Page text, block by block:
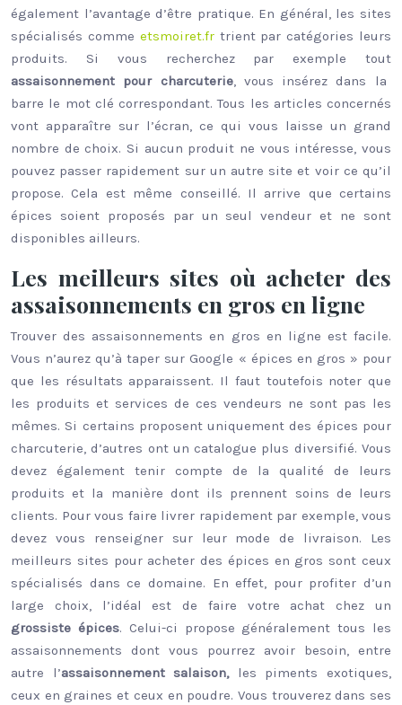
également l’avantage d’être pratique. En général, les sites
spécialisés comme etsmoiret.frtrient par catégories leurs
produits. Si vous recherchez par exemple tout
assaisonnement pour charcuterie, vous insérez dans la
barre le mot clé correspondant. Tous les articles concernés
vont apparaître sur l’écran, ce qui vous laisse un grand
nombre de choix. Si aucun produit ne vous intéresse, vous
pouvez passer rapidement sur un autre site et voir ce qu’il
propose. Cela est même conseillé. Il arrive que certains
épices soient proposés par un seul vendeur et ne sont
disponibles ailleurs.
Les meilleurs sites où acheter des
assaisonnements en gros en ligne
Trouver des assaisonnements en gros en ligne est facile.
Vous n’aurez qu’à taper sur Google « épices en gros » pour
que les résultats apparaissent. Il faut toutefois noter que
les produits et services de ces vendeurs ne sont pas les
mêmes. Si certains proposent uniquement des épices pour
charcuterie, d’autres ont un catalogue plus diversifié. Vous
devez également tenir compte de la qualité de leurs
produits et la manière dont ils prennent soins de leurs
clients. Pour vous faire livrer rapidement par exemple, vous
devez vous renseigner sur leur mode de livraison. Les
meilleurs sites pour acheter des épices en gros sont ceux
spécialisés dans ce domaine. En effet, pour profiter d’un
large choix, l’idéal est de faire votre achat chez un
grossiste épices. Celui-ci propose généralement tous les
assaisonnements dont vous pourrez avoir besoin, entre
autre l’assaisonnement salaison,les piments exotiques,
ceux en graines et ceux en poudre. Vous trouverez dans ses